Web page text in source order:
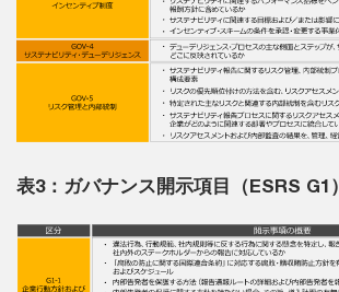
表3：ガバナンス開示項目（ESRS G1）